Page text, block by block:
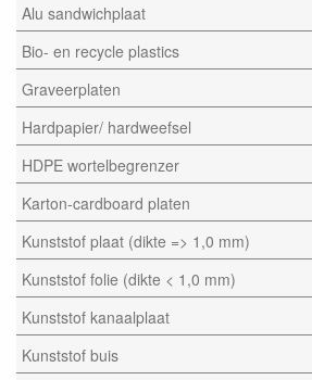
Alu sandwichplaat
Bio- en recycle plastics
Graveerplaten
Hardpapier/ hardweefsel
HDPE wortelbegrenzer
Karton-cardboard platen
Kunststof plaat (dikte => 1,0 mm)
Kunststof folie (dikte < 1,0 mm)
Kunststof kanaalplaat
Kunststof buis